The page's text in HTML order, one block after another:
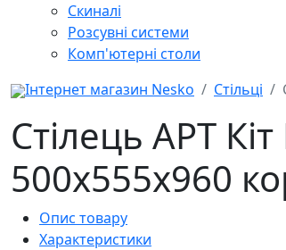
Скиналі
Розсувні системи
Комп'ютерні столи
Інтернет магазин Nesko Стільці
Стілець АРТ
500x555x960
Опис товару
Характеристики